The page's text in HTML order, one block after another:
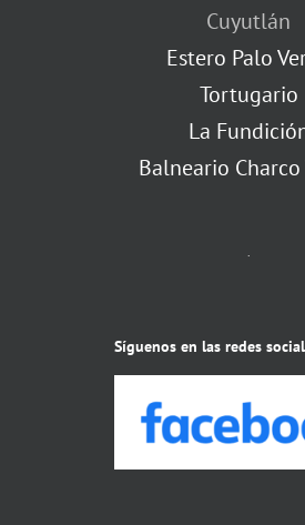
Cuyutlán
Estero Palo
Tortugario
La
Balneario Charco
Síguenos en las redes